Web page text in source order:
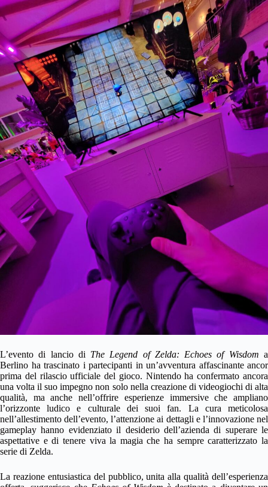
L’evento di lancio di The Legend of Zelda: Echoes of Wisdom a
Berlino ha trascinato i partecipanti in un’avventura affascinante ancor
prima del rilascio ufficiale del gioco. Nintendo ha confermato ancora
una volta il suo impegno non solo nella creazione di videogiochi di alta
qualità, ma anche nell’offrire esperienze immersive che ampliano
l’orizzonte ludico e culturale dei suoi fan. La cura meticolosa
nell’allestimento dell’evento, l’attenzione ai dettagli e l’innovazione nel
gameplay hanno evidenziato il desiderio dell’azienda di superare le
aspettative e di tenere viva la magia che ha sempre caratterizzato la
serie di Zelda.
La reazione entusiastica del pubblico, unita alla qualità dell’esperienza